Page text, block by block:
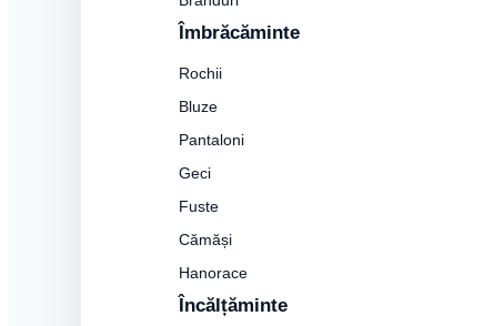
Îmbrăcăminte
Rochii
Bluze
Pantaloni
Geci
Fuste
Cămăși
Hanorace
Încălțăminte